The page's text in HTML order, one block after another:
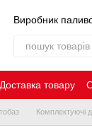
Виробник
Доставка товару
Комплектуючі